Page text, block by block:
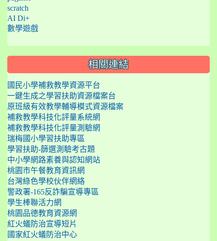
scratch
AI Di+
數學遊戲
相關連結
國民小學補救教學資源平台
一鍵生成之學習扶助資源檔案台
原班級有效教學輔導模式資源檔案
補救教學科技化評量系統網
補救教學科技化評量測驗網
瑞梅國小學習扶助專區
學習扶助-篩選測驗考古題
中小學網路素養與認知網站
桃園市午餐教育資訊網
台灣綠色學校伙伴網絡
警政署-165反詐騙宣導專區
學生棒聯活力網
桃園品德教育資源網
紅火蟻防治宣導短片
國家紅火蟻防治中心